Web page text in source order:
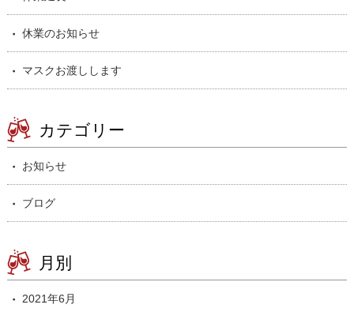
休業のお知らせ
マスクお渡しします
カテゴリー
お知らせ
ブログ
月別
2021年6月